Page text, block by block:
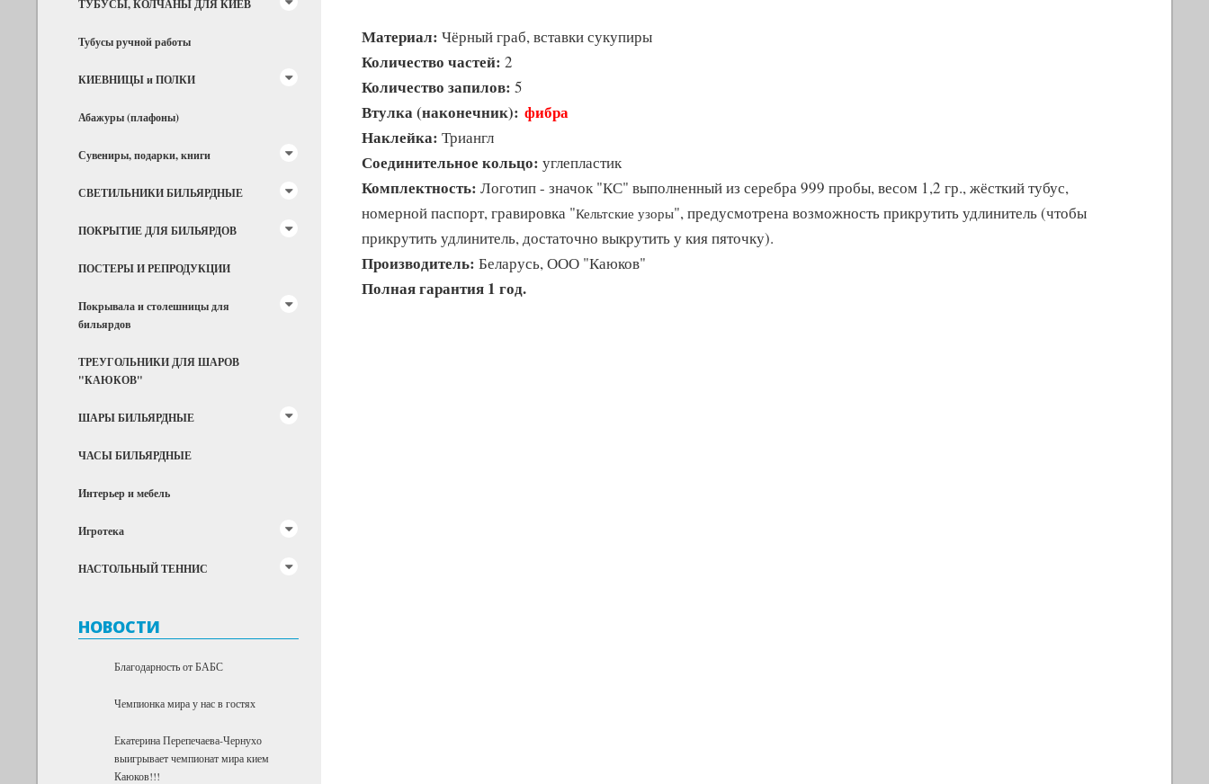
ТУБУСЫ, КОЛЧАНЫ ДЛЯ КИЁВ
Тубусы ручной работы
КИЕВНИЦЫ и ПОЛКИ
Абажуры (плафоны)
Сувениры, подарки, книги
СВЕТИЛЬНИКИ БИЛЬЯРДНЫЕ
ПОКРЫТИЕ ДЛЯ БИЛЬЯРДОВ
ПОСТЕРЫ И РЕПРОДУКЦИИ
Покрывала и столешницы для
бильярдов
ТРЕУГОЛЬНИКИ ДЛЯ ШАРОВ
"КАЮКОВ"
ШАРЫ БИЛЬЯРДНЫЕ
ЧАСЫ БИЛЬЯРДНЫЕ
Интерьер и мебель
Игротека
НАСТОЛЬНЫЙ ТЕННИС
НОВОСТИ
Благодарность от БАБС
Чемпионка мира у нас в гостях
Екатерина Перепечаева-Чернухо
выигрывает чемпионат мира кием
Каюков!!!
Материал: Чёрный граб, вставки сукупиры
Количество частей: 2
Количество запилов: 5
Втулка (наконечник): фибра
Наклейка: Триангл
Соединительное кольцо: углепластик
Комплектность: Логотип - значок "КС" выполненный из серебра 999 пробы, весом 1,2 гр., жёсткий тубус,
номерной паспорт, гравировка "Кельтские узоры", предусмотрена возможность прикрутить удлинитель (чтобы
прикрутить удлинитель, достаточно выкрутить у кия пяточку).
Производитель: Беларусь, ООО "Каюков"
Полная гарантия 1 год.